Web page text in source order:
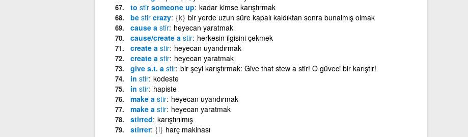
to stirsomeone up kadar kimse karıştırmak
be stircrazy {k} bir yerde uzun süre kapalı kaldıktan sonra bunalmış olmak
cause a stir heyecan yaratmak
cause/create a stir herkesin ilgisini çekmek
create a stir heyecan uyandırmak
create a stir heyecan yaratmak
give s.t. a stir bir şeyi karıştırmak: Give that stew a stir! O güveci bir karıştır!
in stir kodeste
in stir hapiste
make a stir heyecan uyandırmak
make a stir heyecan yaratmak
stirred karıştırılmış
stirrer {i} harç makinası